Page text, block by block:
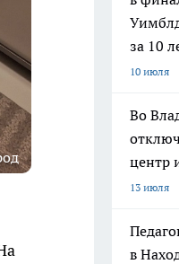
за 10
10 июля
Во
центр
13 июля
в